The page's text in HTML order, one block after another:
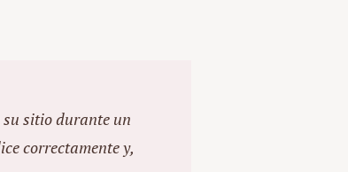
su sitio durante un
correctamente y,